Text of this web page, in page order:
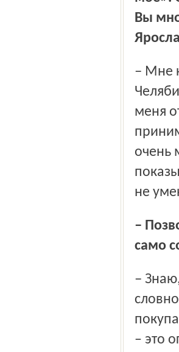
Вы
– Мне кажется, да. Абсолютно не мой город был Омск,
меня
очень
не
– Позвольте, но кастинг для актёрской профессии – это
само
– Знаю, но ничего не могу с собой поделать. Ощущение –
– это